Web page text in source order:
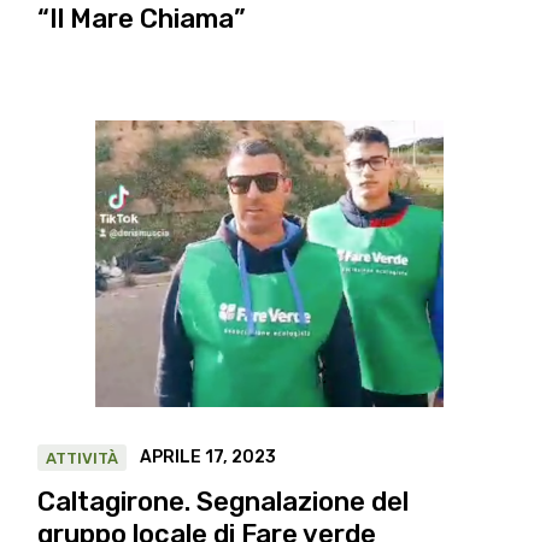
“Il Mare Chiama”
ATTIVITÀ APRILE 17, 2023
Caltagirone. Segnalazione del
gruppo locale di Fare verde